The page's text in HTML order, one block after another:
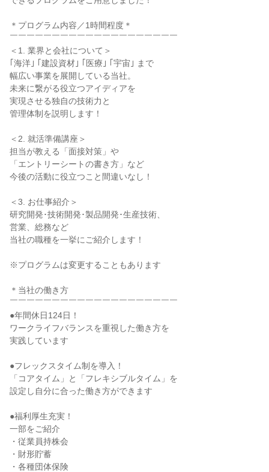
＊プログラム内容／1時間程度＊
￣￣￣￣￣￣￣￣￣￣￣￣￣￣￣￣￣￣￣￣
＜1. 業界と会社について＞
｢海洋｣ ｢建設資材｣ ｢医療｣ ｢宇宙｣ まで
幅広い事業を展開している当社。
未来に繋がる役立つアイディアを
実現させる独自の技術力と
管理体制を説明します！
＜2. 就活準備講座＞
担当が教える「面接対策」や
「エントリーシートの書き方」など
今後の活動に役立つこと間違いなし！
＜3. お仕事紹介＞
研究開発･技術開発･製品開発･生産技術、
営業、総務など
当社の職種を一挙にご紹介します！
※プログラムは変更することもあります
＊当社の働き方
￣￣￣￣￣￣￣￣￣￣￣￣￣￣￣￣￣￣￣￣
●年間休日124日！
ワークライフバランスを重視した働き方を
実践しています
●フレックスタイム制を導入！
「コアタイム」と「フレキシブルタイム」を
設定し自分に合った働き方ができます
●福利厚生充実！
一部をご紹介
・従業員持株会
・財形貯蓄
・各種団体保険